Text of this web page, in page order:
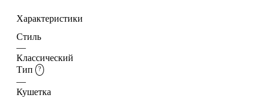
Характеристики
Стиль
—
Классический
Тип
?
—
Кушетка